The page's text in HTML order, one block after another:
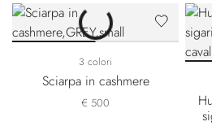
3 colori
Sciarpa in cashmere
€ 500